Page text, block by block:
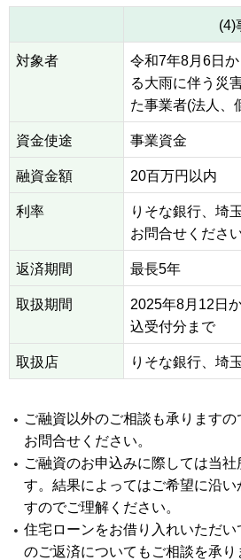
(4)
対象者
令和7年8月6日
る大雨に伴う災
た事業者(法人、
資金使途 事業資金
融資金額 20百万円以内
利率
りそな銀行、埼
お問合せくださ
返済期間 最長5年
取扱期間
2025年8月12日
込受付分まで
取扱店 りそな銀行、埼
ご融資以外のご相談も承ります
お問合せください。
ご融資のお申込みに際しては当社
す。結果によってはご希望に沿い
すのでご理解ください。
住宅ローンをお借り入れいただ
のご返済についてもご相談を承